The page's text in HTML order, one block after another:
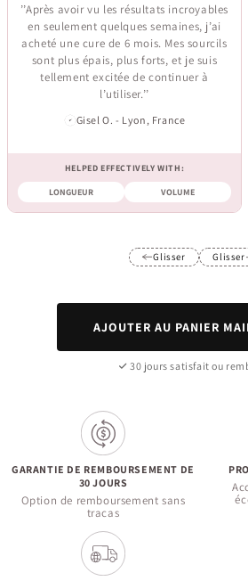
’’Après avoir vu les résultats incroyables
en seulement quelques semaines, j’ai
acheté une cure de 6 mois. Mes sourcils
sont plus épais, plus forts, et je suis
tellement excitée de continuer à
l’utiliser.’’
Gisel O. - Lyon, France
HELPED EFFECTIVELY WITH:
LONGUEUR VOLUME
Glisser Glisser
AJOUTER AU PANIER
30 jours satisfait ou
GARANTIE DE REMBOURSEMENT DE
30 JOURS
Option de remboursement sans
tracas